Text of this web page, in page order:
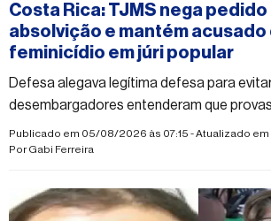
Costa Rica: TJMS nega pedido
absolvição e mantém acusado
feminicídio em júri popular
Defesa alegava legítima defesa para
desembargadores entenderam que
analisadas pelo Tribunal do Júri
Publicado em 05/08/2026 às 07:15 - Atualizado
PorGabi Ferreira